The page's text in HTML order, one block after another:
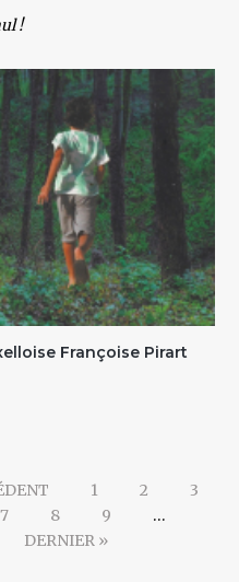
!
Françoise Pirart
1 2
3
7 8 9
…
DERNIER »